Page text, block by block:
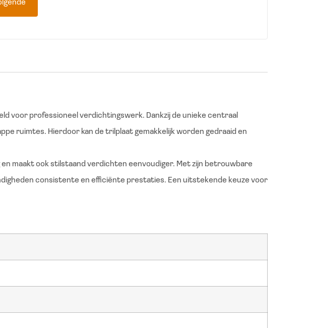
voor professioneel verdichtingswerk. Dankzij de unieke centraal
ruimtes. Hierdoor kan de trilplaat gemakkelijk worden gedraaid en
maakt ook stilstaand verdichten eenvoudiger. Met zijn betrouwbare
consistente en efficiënte prestaties. Een uitstekende keuze voor